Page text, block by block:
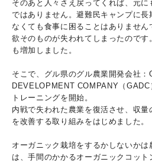
そのあと人々さえ戻ってくれば、元に
ではありません。避難民キャンプに
なくても食事に困ることはありませ
欲そのものが失われてしまったので
も増加しました。
そこで、グル県のグル農業開発会社：
DEVELOPMENT COMPANY（
トレーニングを開始。
内戦で失われた農業を復活させ、収量
を改善する取り組みをはじめました。
オーガニック栽培をするかしないか
は、手間のかかるオーガニックコッ